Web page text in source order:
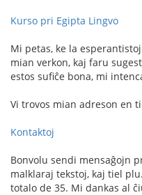
Kurso pri Egipta Lingvo
Mi petas, ke la
mian verkon, kaj faru
estos sufiĉe bona, mi
Vi trovos mian adreson en
Kontaktoj
Bonvolu sendi mensaĝojn
malklaraj tekstoj, kaj tiel
totalo de 35. Mi dankas al